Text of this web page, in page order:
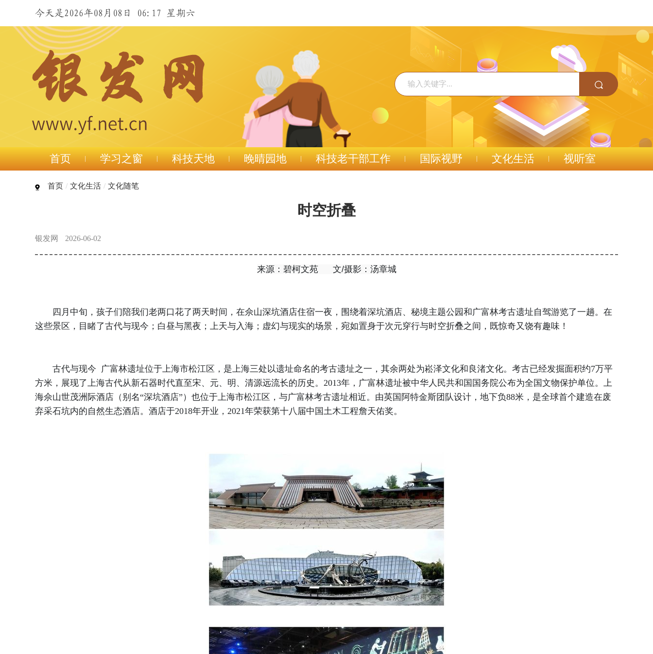
今天是2026年08月08日 06:17 星期六
首页 学习之窗 科技天地 晚晴园地 科技老干部工作 国际视野 文化生活 视听室
首页 / 文化生活 / 文化随笔
时空折叠
银发网 2026-06-02
来源：碧柯文苑 文/摄影：汤章城
四月中旬，孩子们陪我们老两口花了两天时间，在佘山深坑酒店住宿一夜，围绕着深坑酒店、秘境主题公园和广富林考古遗址自驾游览了一趟。在
这些景区，目睹了古代与现今；白昼与黑夜；上天与入海；虚幻与现实的场景，宛如置身于次元穿行与时空折叠之间，既惊奇又饶有趣味！
古代与现今 广富林遗址位于上海市松江区，是上海三处以遗址命名的考古遗址之一，其余两处为崧泽文化和良渚文化。考古已经发掘面积约7万平
方米，展现了上海古代从新石器时代直至宋、元、明、清源远流长的历史。2013年，广富林遗址被中华人民共和国国务院公布为全国文物保护单位。上
海佘山世茂洲际酒店（别名“深坑酒店”）也位于上海市松江区，与广富林考古遗址相近。由英国阿特金斯团队设计，地下负88米，是全球首个建造在废
弃采石坑内的自然生态酒店。酒店于2018年开业，2021年荣获第十八届中国土木工程詹天佑奖。